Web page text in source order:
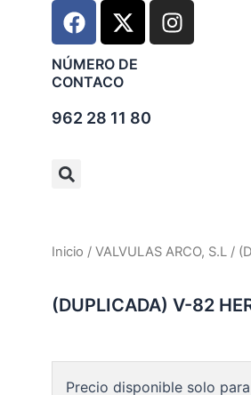
F
a
c
e
o
X
-
t
w
t
I
n
NÚMERO DE
CONTACO
962 28 11 80
Inicio / VALVULAS ARCO, S.L /
(DUPLICADA) V-82
Precio disponible solo